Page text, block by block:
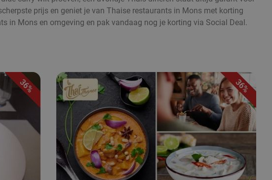
prijs en geniet je van Thaise restaurants in Mons met korting
in Mons en omgeving en pak vandaag nog je korting via Social Deal.
36% 36%